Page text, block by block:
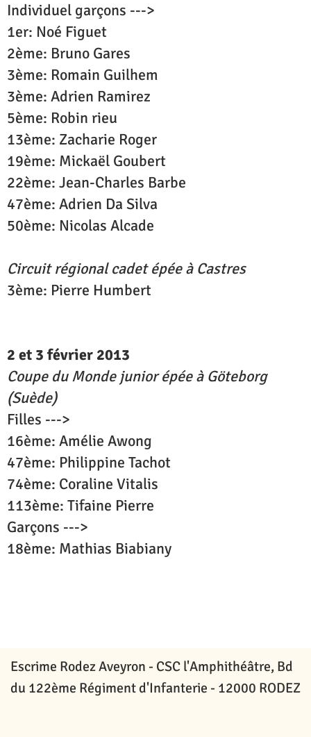
Individuel garçons --->
1er: Noé Figuet
2ème: Bruno Gares
3ème: Romain Guilhem
3ème: Adrien Ramirez
5ème: Robin rieu
13ème: Zacharie Roger
19ème: Mickaël Goubert
22ème: Jean-Charles Barbe
47ème: Adrien Da Silva
50ème: Nicolas Alcade
Circuit régional cadet épée à Castres
3ème: Pierre Humbert
2 et 3 février 2013
Coupe du Monde junior épée à Göteborg
(Suède)
Filles --->
16ème: Amélie Awong
47ème: Philippine Tachot
74ème: Coraline Vitalis
113ème: Tifaine Pierre
Garçons --->
18ème: Mathias Biabiany
Escrime Rodez Aveyron - CSC l'Amphithéâtre, Bd
du 122ème Régiment d'Infanterie - 12000 RODEZ